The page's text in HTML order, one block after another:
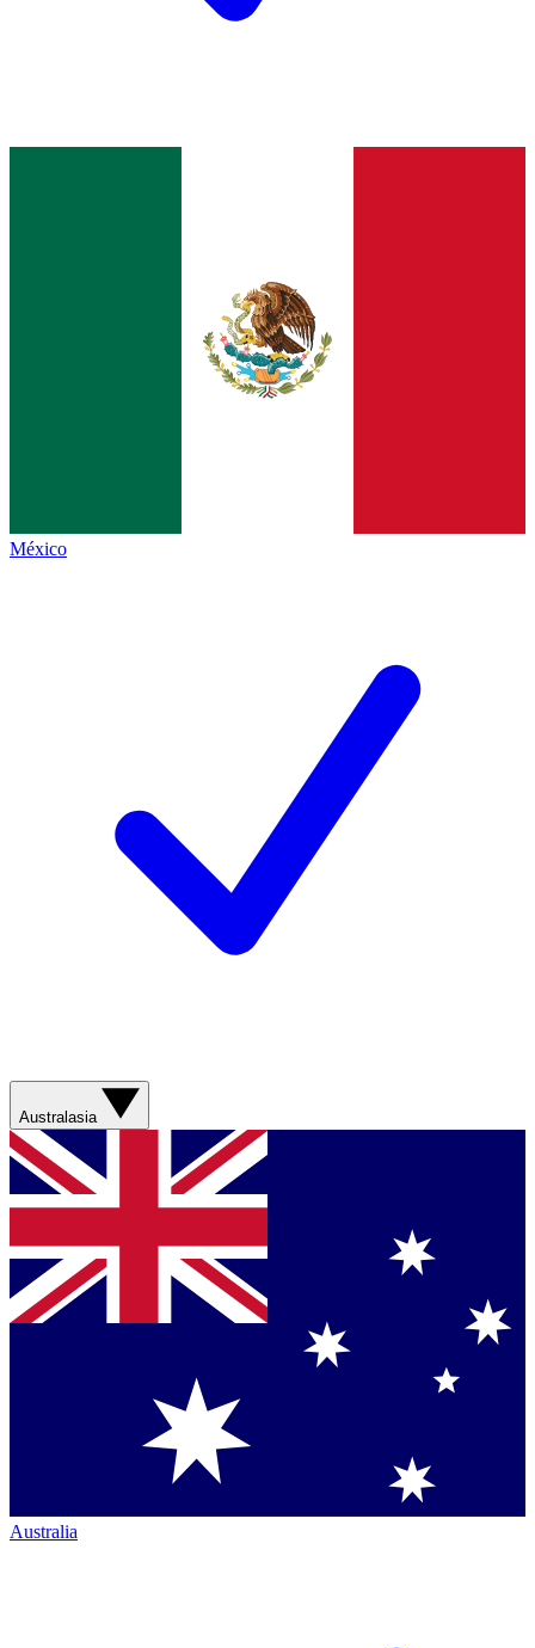
México
Australasia
Australia